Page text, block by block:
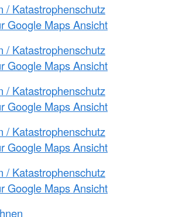
/ Katastrophenschutz
Google Maps Ansicht
/ Katastrophenschutz
Google Maps Ansicht
/ Katastrophenschutz
Google Maps Ansicht
/ Katastrophenschutz
Google Maps Ansicht
/ Katastrophenschutz
Google Maps Ansicht